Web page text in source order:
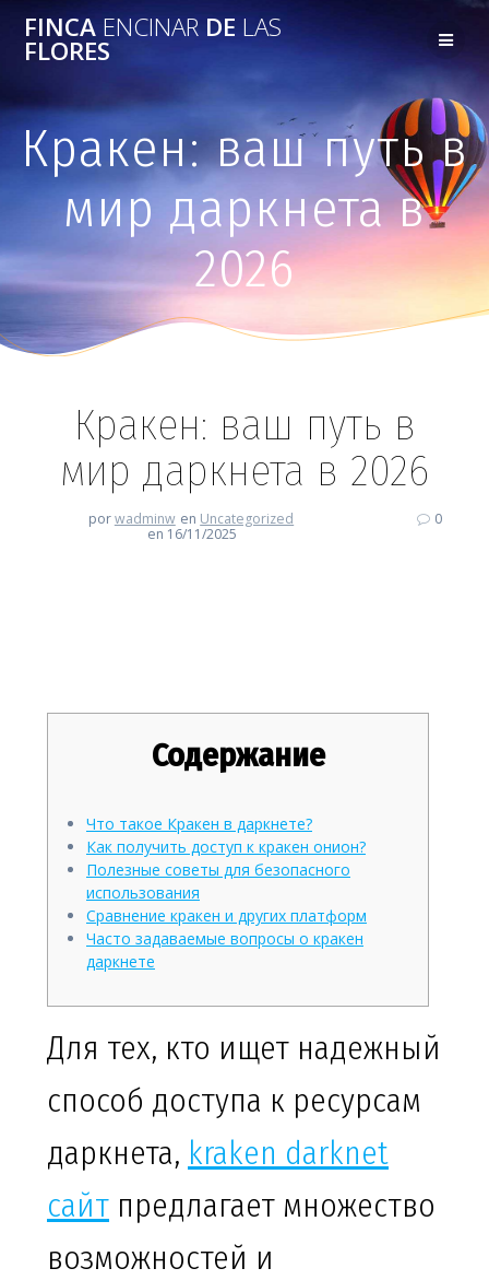
FINCA ENCINARDELAS
FLORES
Кракен: ваш путь в
мир даркнета в
2026
Кракен: ваш путь в
мир даркнета в 2026
porwadminw en Uncategorized
en 16/11/2025
0
Содержание
Что такое Кракен в даркнете?
Как получить доступ к кракен онион?
Полезные советы для безопасного
использования
Сравнение кракен и других платформ
Часто задаваемые вопросы о кракен
даркнете
Для тех, кто ищет надежный
способ доступа к ресурсам
даркнета, kraken darknet
сайт предлагает множество
возможностей и